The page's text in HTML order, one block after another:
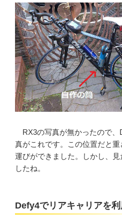
RX3の写真が無かったので、
真がこれです。この位置だと
運びができました。しかし、
したね。
Defy4でリアキャリアを